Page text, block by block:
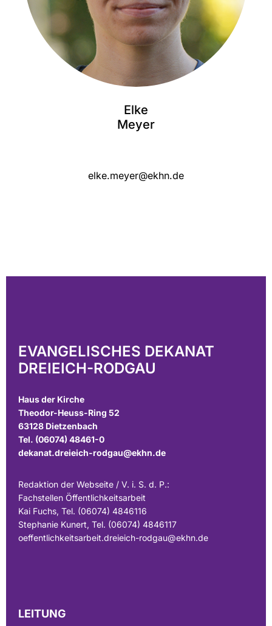
Elke
Meyer
elke.meyer@ekhn.de
EVANGELISCHES DEKANAT
DREIEICH-RODGAU
Haus der Kirche
Theodor-Heuss-Ring 52
63128 Dietzenbach
Tel. (06074) 48461-0
dekanat.dreieich-rodgau@ekhn.de
Redaktion der Webseite / V. i. S. d. P.:
Fachstellen Öffentlichkeitsarbeit
Kai Fuchs, Tel. (06074) 4846116
Stephanie Kunert, Tel. (06074) 4846117
oeffentlichkeitsarbeit.dreieich-rodgau@ekhn.de
LEITUNG